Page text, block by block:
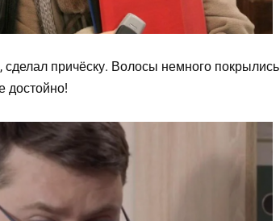
сделал причёску. Волосы немного покрылись
достойно!